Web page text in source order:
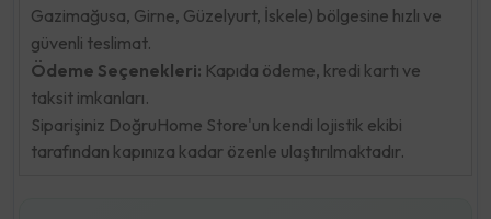
Gazimağusa, Girne, Güzelyurt, İskele) bölgesine hızlı ve
güvenli teslimat.
Ödeme Seçenekleri: Kapıda ödeme, kredi kartı ve
taksit imkanları.
Siparişiniz DoğruHome Store'un kendi lojistik ekibi
tarafından kapınıza kadar özenle ulaştırılmaktadır.